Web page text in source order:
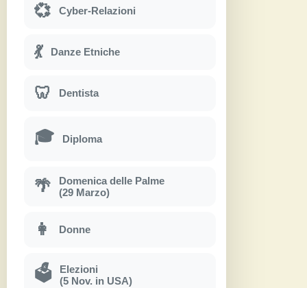
💞 Cyber-Relazioni
💃 Danze Etniche
🦷 Dentista
🎓 Diploma
🌴
Domenica delle Palme
(29 Marzo)
👩 Donne
🗳
Elezioni
(5 Nov. in USA)